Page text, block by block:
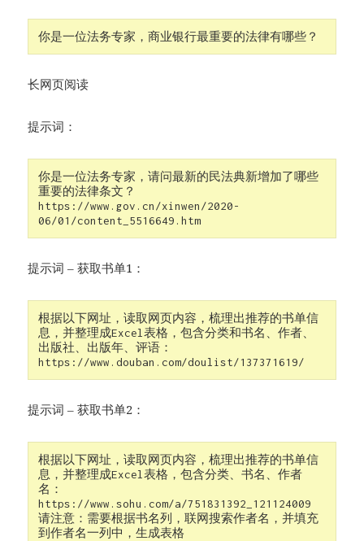
你是一位法务专家，商业银行最重要的法律有哪些？
长网页阅读
提示词：
你是一位法务专家，请问最新的民法典新增加了哪些
重要的法律条文？
https://www.gov.cn/xinwen/2020-
06/01/content_5516649.htm
提示词 – 获取书单1：
根据以下网址，读取网页内容，梳理出推荐的书单信
息，并整理成Excel表格，包含分类和书名、作者、
出版社、出版年、评语：
https://www.douban.com/doulist/137371619/
提示词 – 获取书单2：
根据以下网址，读取网页内容，梳理出推荐的书单信
息，并整理成Excel表格，包含分类、书名、作者
名：
https://www.sohu.com/a/751831392_121124009
请注意：需要根据书名列，联网搜索作者名，并填充
到作者名一列中，生成表格